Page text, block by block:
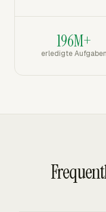
196M+
erledigte Aufgaben